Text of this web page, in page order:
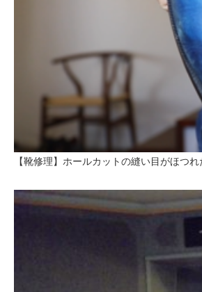
【靴修理】ホールカットの縫い目がほつ